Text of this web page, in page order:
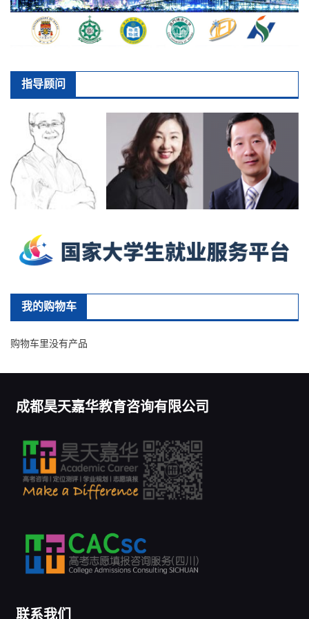
指导顾问
我的购物车
购物车里没有产品
成都昊天嘉华教育咨询有限公司
联系我们